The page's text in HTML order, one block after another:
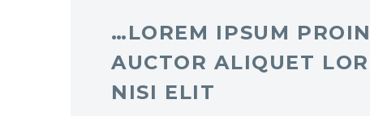
…LOREM IPSUM
AUCTOR ALIQUET
NISI ELIT